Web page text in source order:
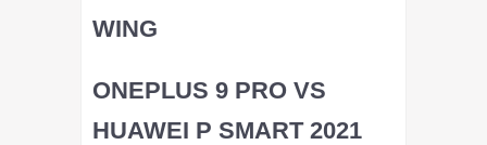
WING
ONEPLUS 9 PRO VS
HUAWEI P SMART 2021